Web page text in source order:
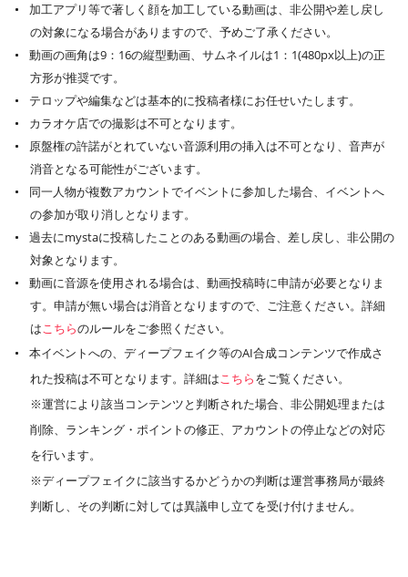
加工アプリ等で著しく顔を加工している動画は、非公開や差し戻し
の対象になる場合がありますので、予めご了承ください。
動画の画角は9：16の縦型動画、サムネイルは1：1(480px以上)の正
方形が推奨です。
テロップや編集などは基本的に投稿者様にお任せいたします。
カラオケ店での撮影は不可となります。
原盤権の許諾がとれていない音源利用の挿入は不可となり、音声が
消音となる可能性がございます。
同一人物が複数アカウントでイベントに参加した場合、イベントへ
の参加が取り消しとなります。
過去にmystaに投稿したことのある動画の場合、差し戻し、非公開の
対象となります。
動画に音源を使用される場合は、動画投稿時に申請が必要となりま
す。申請が無い場合は消音となりますので、ご注意ください。詳細
はこちらのルールをご参照ください。
本イベントへの、ディープフェイク等のAI合成コンテンツで作成さ
れた投稿は不可となります。詳細はこちらをご覧ください。
※運営により該当コンテンツと判断された場合、非公開処理または
削除、ランキング・ポイントの修正、アカウントの停止などの対応
を行います。
※ディープフェイクに該当するかどうかの判断は運営事務局が最終
判断し、その判断に対しては異議申し立てを受け付けません。